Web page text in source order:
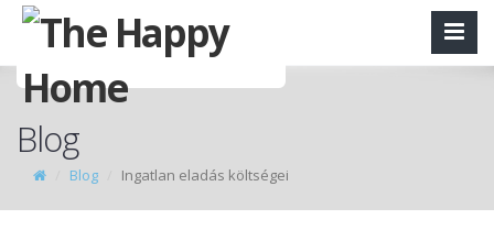
Blog
Blog Ingatlan eladás költségei